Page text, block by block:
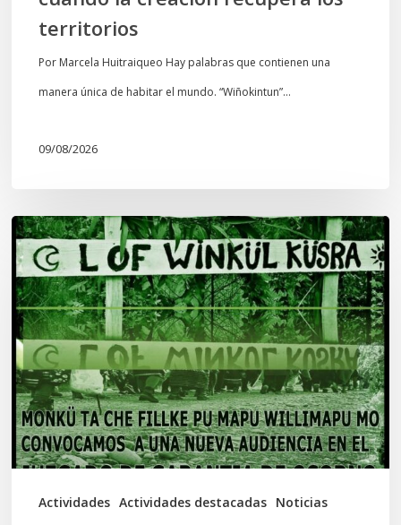
territorios
Por Marcela Huitraiqueo Hay palabras que contienen una
manera única de habitar el mundo. “Wiñokintun”…
09/08/2026
Actividades Actividades destacadas Noticias
Lof
Winkül
Küsra
convoca
a
apoyar
audiencia
en
Juzgado